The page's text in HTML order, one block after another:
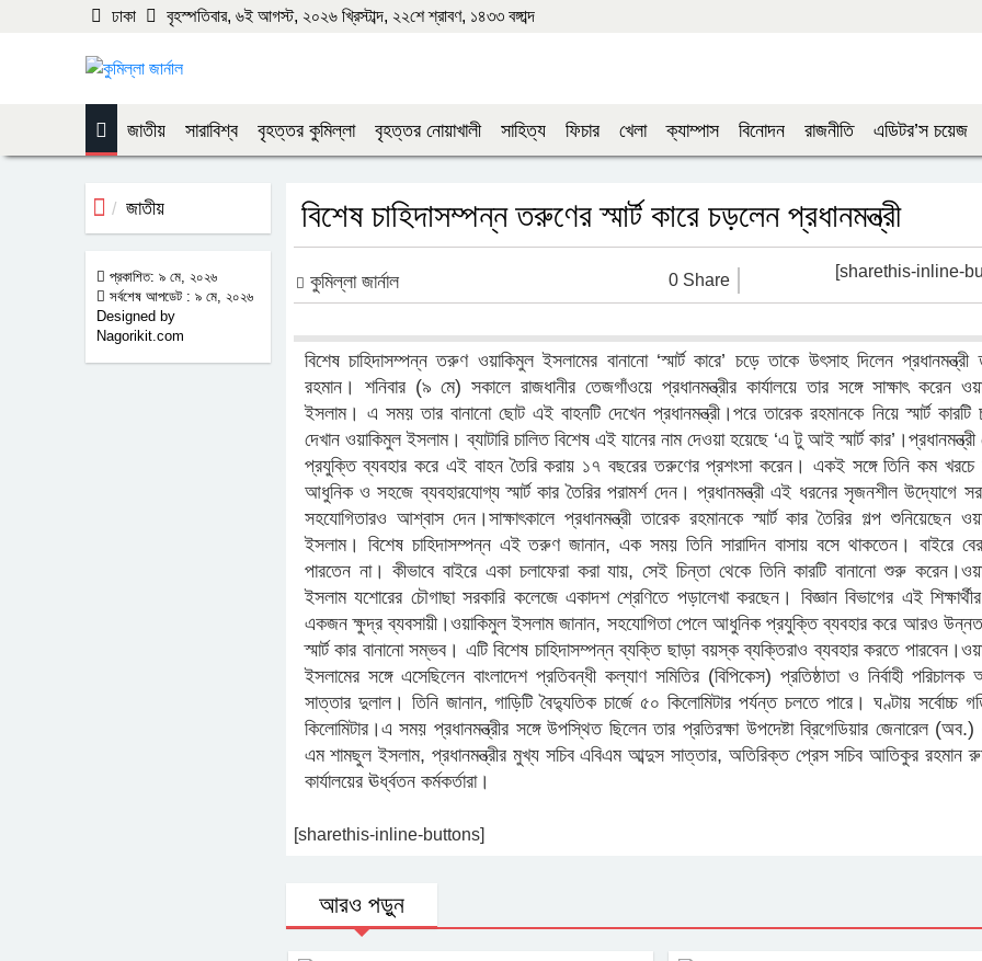
ঢাকা বৃহস্পতিবার, ৬ই আগস্ট, ২০২৬ খ্রিস্টাব্দ, ২২শে শ্রাবণ, ১৪৩৩ বঙ্গাব্দ
জাতীয় সারাবিশ্ব বৃহত্তর কুমিল্লা বৃহত্তর নোয়াখালী সাহিত্য ফিচার খেলা ক্যাম্পাস বিনোদন রাজনীতি এডিটর’স চয়েজ
জাতীয়
প্রকাশিত: ৯ মে, ২০২৬
সর্বশেষ আপডেট : ৯ মে, ২০২৬
Designed by
Nagorikit.com
বিশেষ চাহিদাসম্পন্ন তরুণের স্মার্ট কারে চড়লেন প্রধানমন্ত্রী
কুমিল্লা জার্নাল 0 Share [sharethis-inline-
বিশেষ চাহিদাসম্পন্ন তরুণ ওয়াকিমুল ইসলামের বানানো ‘স্মার্ট কারে’ চড়ে তাকে উৎসাহ দিলেন প্রধানমন্ত্রী
রহমান। শনিবার (৯ মে) সকালে রাজধানীর তেজগাঁওয়ে প্রধানমন্ত্রীর কার্যালয়ে তার সঙ্গে সাক্ষাৎ করেন
ইসলাম। এ সময় তার বানানো ছোট এই বাহনটি দেখেন প্রধানমন্ত্রী।পরে তারেক রহমানকে নিয়ে স্মার্ট কারটি
দেখান ওয়াকিমুল ইসলাম। ব্যাটারি চালিত বিশেষ এই যানের নাম দেওয়া হয়েছে ‘এ টু আই স্মার্ট কার’।প্রধানমন্ত্রী
প্রযুক্তি ব্যবহার করে এই বাহন তৈরি করায় ১৭ বছরের তরুণের প্রশংসা করেন। একই সঙ্গে তিনি কম
আধুনিক ও সহজে ব্যবহারযোগ্য স্মার্ট কার তৈরির পরামর্শ দেন। প্রধানমন্ত্রী এই ধরনের সৃজনশীল উদ্যোগে
সহযোগিতারও আশ্বাস দেন।সাক্ষাৎকালে প্রধানমন্ত্রী তারেক রহমানকে স্মার্ট কার তৈরির গল্প শুনিয়েছেন
ইসলাম। বিশেষ চাহিদাসম্পন্ন এই তরুণ জানান, এক সময় তিনি সারাদিন বাসায় বসে থাকতেন। বাইরে
পারতেন না। কীভাবে বাইরে একা চলাফেরা করা যায়, সেই চিন্তা থেকে তিনি কারটি বানানো শুরু
ইসলাম যশোরের চৌগাছা সরকারি কলেজে একাদশ শ্রেণিতে পড়ালেখা করছেন। বিজ্ঞান বিভাগের এই
একজন ক্ষুদ্র ব্যবসায়ী।ওয়াকিমুল ইসলাম জানান, সহযোগিতা পেলে আধুনিক প্রযুক্তি ব্যবহার করে আরও
স্মার্ট কার বানানো সম্ভব। এটি বিশেষ চাহিদাসম্পন্ন ব্যক্তি ছাড়া বয়স্ক ব্যক্তিরাও ব্যবহার করতে
ইসলামের সঙ্গে এসেছিলেন বাংলাদেশ প্রতিবন্ধী কল্যাণ সমিতির (বিপিকেস) প্রতিষ্ঠাতা ও নির্বাহী
সাত্তার দুলাল। তিনি জানান, গাড়িটি বৈদ্যুতিক চার্জে ৫০ কিলোমিটার পর্যন্ত চলতে পারে। ঘণ্টায় সর্বোচ্চ
কিলোমিটার।এ সময় প্রধানমন্ত্রীর সঙ্গে উপস্থিত ছিলেন তার প্রতিরক্ষা উপদেষ্টা ব্রিগেডিয়ার জেনারেল
এম শামছুল ইসলাম, প্রধানমন্ত্রীর মুখ্য সচিব এবিএম আব্দুস সাত্তার, অতিরিক্ত প্রেস সচিব আতিকুর রহমান
কার্যালয়ের ঊর্ধ্বতন কর্মকর্তারা।
[sharethis-inline-buttons]
আরও পড়ুন